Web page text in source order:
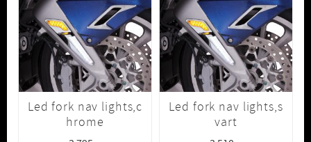
Led fork nav lights,c
hrome
Led fork nav lights,s
vart